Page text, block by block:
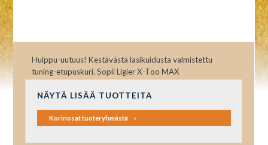
Huippu-uutuus! Kestävästä lasikuidusta valmistettu
tuning-etupuskuri. Sopii Ligier X-Too MAX
NÄYTÄ LISÄÄ TUOTTEITA
Korinosat tuoteryhmästä